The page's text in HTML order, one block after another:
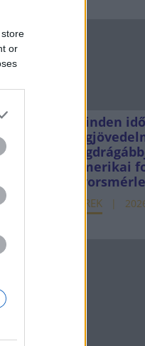
or
Minden
amerikai
HÍREK